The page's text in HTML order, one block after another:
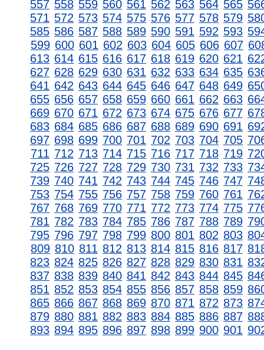
557 558 559 560 561 562 563 564 565
571 572 573 574 575 576 577 578 579
585 586 587 588 589 590 591 592 593
599 600 601 602 603 604 605 606 607
613 614 615 616 617 618 619 620 621
627 628 629 630 631 632 633 634 635
641 642 643 644 645 646 647 648 649
655 656 657 658 659 660 661 662 663
669 670 671 672 673 674 675 676 677
683 684 685 686 687 688 689 690 691
697 698 699 700 701 702 703 704 705
711 712 713 714 715 716 717 718 719
725 726 727 728 729 730 731 732 733
739 740 741 742 743 744 745 746 747
753 754 755 756 757 758 759 760 761
767 768 769 770 771 772 773 774 775
781 782 783 784 785 786 787 788 789
795 796 797 798 799 800 801 802 803
809 810 811 812 813 814 815 816 817
823 824 825 826 827 828 829 830 831
837 838 839 840 841 842 843 844 845
851 852 853 854 855 856 857 858 859
865 866 867 868 869 870 871 872 873
879 880 881 882 883 884 885 886 887
893 894 895 896 897 898 899 900 901